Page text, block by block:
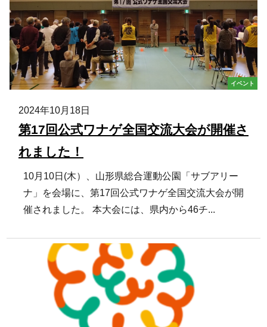
イベント
2024年10月18日
第17回公式ワナゲ全国交流大会が開催さ
れました！
10月10日(木）、山形県総合運動公園「サブアリー
ナ」を会場に、第17回公式ワナゲ全国交流大会が開
催されました。 本大会には、県内から46チ...